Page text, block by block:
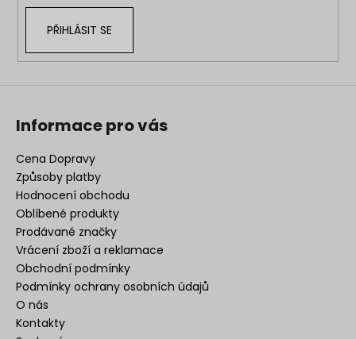
PŘIHLÁSIT SE
Informace pro vás
Cena Dopravy
Způsoby platby
Hodnocení obchodu
Oblíbené produkty
Prodávané značky
Vrácení zboží a reklamace
Obchodní podmínky
Podmínky ochrany osobních údajů
O nás
Kontakty